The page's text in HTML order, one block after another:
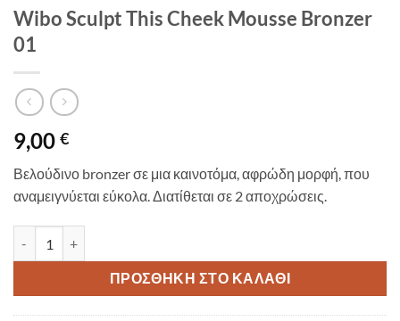
Wibo Sculpt This Cheek Mousse Bronzer
01
9,00 €
Βελούδινο bronzer σε μια καινοτόμα, αφρώδη μορφή, που
αναμειγνύεται εύκολα. Διατίθεται σε 2 αποχρώσεις.
ΠΡΟΣΘΉΚΗ ΣΤΟ ΚΑΛΆΘΙ